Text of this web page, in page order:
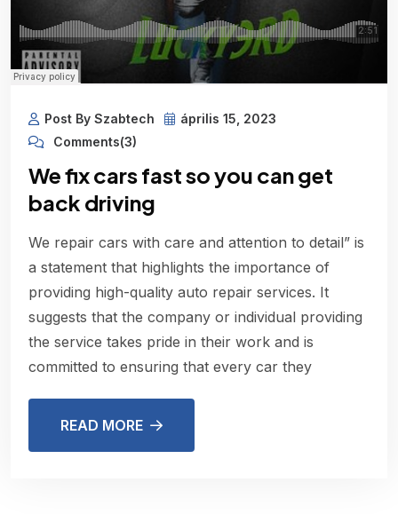
Post By Szabtech
április 15, 2023
Comments(3)
We fix cars fast so you can get
back driving
We repair cars with care and attention to detail” is
a statement that highlights the importance of
providing high-quality auto repair services. It
suggests that the company or individual providing
the service takes pride in their work and is
committed to ensuring that every car they
READ MORE